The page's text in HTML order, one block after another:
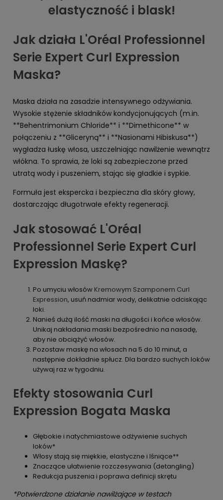
elastyczność i blask!
Jak działa L'Oréal Professionnel
Serie Expert Curl Expression
Maska?
Maska działa na zasadzie intensywnego odżywiania.
Wysokie stężenie składników kondycjonujących (m.in.
**Behentrimonium Chloride** i **Dimethicone** w
połączeniu z **Gliceryną** i **Nasionami Hibiskusa**)
wygładza łuskę włosa, uszczelniając nawilżenie wewnątrz
włókna. To sprawia, że loki są zabezpieczone przed
utratą wody i puszeniem, stając się gładkie i sypkie.
Formuła jest ekspercka i bezpieczna dla skóry głowy,
dostarczając długotrwałe efekty regeneracji.
Jak stosować L'Oréal
Professionnel Serie Expert Curl
Expression Maskę?
Po umyciu włosów Kremowym Szamponem Curl
Expression, usuń nadmiar wody, delikatnie odciskając
loki.
Nanieś dużą ilość maski na długości i końce włosów.
Unikaj nakładania maski bezpośrednio na nasadę,
aby nie obciążyć włosów.
Pozostaw maskę na włosach na 5 do 10 minut, a
następnie dokładnie spłucz. Dla bardzo suchych loków
używaj raz w tygodniu.
Efekty stosowania Curl
Expression Bogata Maska
Głębokie i natychmiastowe odżywienie suchych
loków*
Włosy stają się miękkie, elastyczne i lśniące**
Znaczące ułatwienie rozczesywania (detangling)
Redukcja puszenia i poprawa definicji skrętu
*Potwierdzone działanie nawilżające w testach